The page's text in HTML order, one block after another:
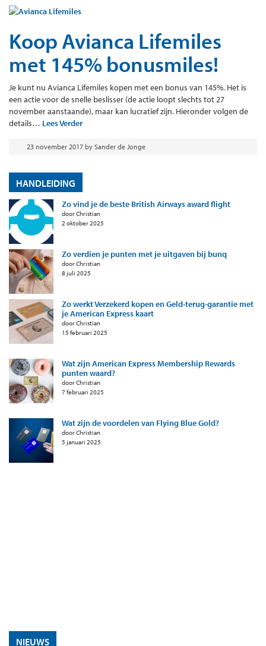
Koop Avianca Lifemiles
met 145% bonusmiles!
Je kunt nu Avianca Lifemiles kopen met een bonus van 145%. Het is
een actie voor de snelle beslisser (de actie loopt slechts tot 27
november aanstaande), maar kan lucratief zijn. Hieronder volgen de
details… Lees Verder
23 november 2017 by Sander de Jonge
HANDLEIDING
Zo vind je de beste British Airways award flight
door Christian
2 oktober 2025
Zo verdien je punten met je uitgaven bij bunq
door Christian
8 juli 2025
Zo werkt Verzekerd kopen en Geld-terug-garantie met
je American Express kaart
door Christian
15 februari 2025
Wat zijn American Express Membership Rewards
punten waard?
door Christian
7 februari 2025
Wat zijn de voordelen van Flying Blue Gold?
door Christian
5 januari 2025
NIEUWS